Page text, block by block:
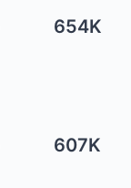
654K
607K